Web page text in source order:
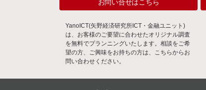
お問い合せはこちら
YanoICT(矢野経済研究所ICT・金融ユニット)
は、お客様のご要望に合わせたオリジナル調査
を無料でプランニングいたします。相談をご希
望の方、ご興味をお持ちの方は、こちらからお
問い合わせください。